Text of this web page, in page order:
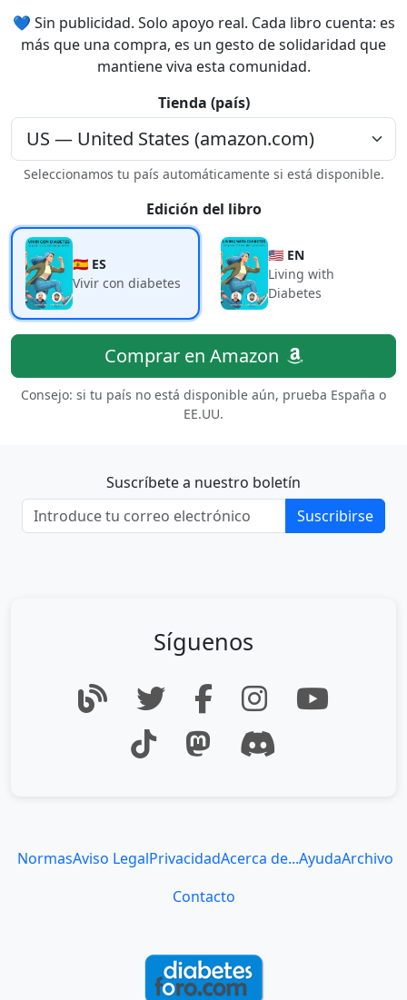
💙 Sin publicidad. Solo apoyo real. Cada libro cuenta: es
más que una compra, es un gesto de solidaridad que
mantiene viva esta comunidad.
Tienda (país)
Seleccionamos tu país automáticamente si está disponible.
Edición del libro
🇪🇸 ES
Vivir con diabetes
🇺🇸 EN
Living with
Diabetes
Comprar en Amazon
Consejo: si tu país no está disponible aún, prueba España o
EE.UU.
Suscríbete a nuestro boletín
Suscribirse
Síguenos
NormasAviso LegalPrivacidadAcerca de...AyudaArchivo
Contacto